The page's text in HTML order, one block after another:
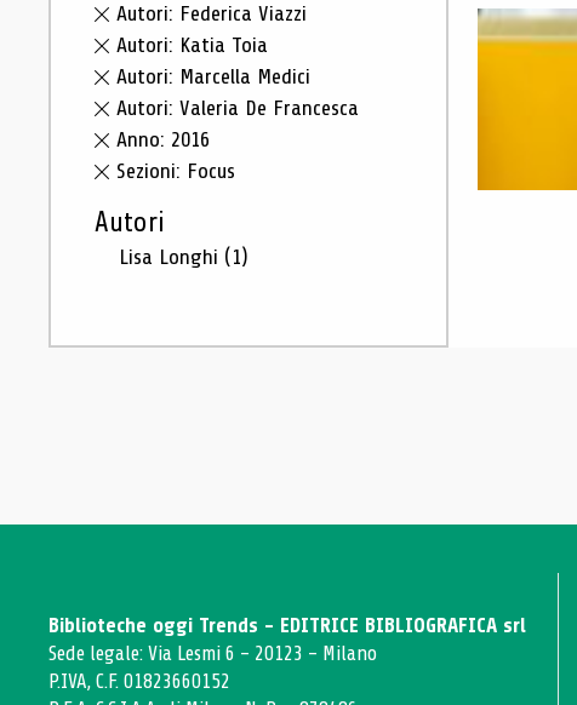
Autori: Federica Viazzi
Autori: Katia Toia
Autori: Marcella Medici
Autori: Valeria De Francesca
Anno: 2016
Sezioni: Focus
Autori
Lisa Longhi (1)
Biblioteche oggi Trends - EDITRICE BIBLIOGRAFICA srl
Sede legale: Via Lesmi 6 - 20123 - Milano
P.IVA, C.F. 01823660152